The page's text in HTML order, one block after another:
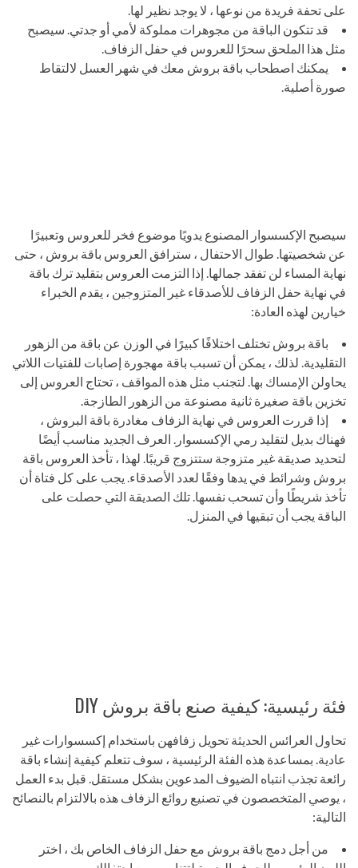
على تحفة فريدة من نوعها ، لا يوجد نظير لها.
قد تتكون الباقة من مجوهرات مملوكة لأمي أو جدتي. سيصبح
مثل هذا الملحق سحرًا للعروس في حفل الزفاف.
يمكنك اصطحاب باقة بروش معك في شهر العسل لالتقاط
صورة أصلية.
سيصبح الإكسسوار المصنوع يدويًا موضوع فخر للعروس وتعبيرًا
عن شخصيتها. طوال الاحتفال ، سترافق العروس باقة بروش ، حتى
نهاية المساء لن تفقد جمالها. إذا التزمت العروس بتقليد ترك باقة
في نهاية حفل الزفاف للأصدقاء غير المتزوجين ، يقدم الخبراء
خيارين لهذه العادة:
باقة بروش تختلف اختلافًا كبيرًا في الوزن عن باقة من الزهور
التقليدية. لذلك ، يمكن أن تسبب باقة مهجورة إصابات للفتيات اللاتي
يحاولن الإمساك بها. لتجنب مثل هذه المواقف ، تحتاج العروس إلى
تخزين باقة صغيرة ثانية مصنوعة من الزهور الطازجة.
إذا قررت العروس في نهاية الزفاف مغادرة باقة البروش ،
فهناك بديل لتقليد رمي الإكسسوار. العرف الجديد مناسب أيضًا
لتحديد صديقة غير متزوجة ستتزوج قريبًا. لهذا ، تأخذ العروس باقة
بروش وشرائط في يدها وفقًا لعدد الأصدقاء. يجب على كل فتاة أن
تأخذ شريطًا وأن تسحب نفسها. تلك الصديقة التي حصلت على
الباقة يجب أن تبقيها في المنزل.
فئة رئيسية: كيفية صنع باقة بروش DIY
تحاول العرائس الحديثة تحويل زفافهن باستخدام إكسسوارات غير
عادية. بمساعدة هذه الفئة الرئيسية ، سوف تتعلم كيفية إنشاء باقة
رائعة تجذب انتباه الضيوف المدعوين بشكل مستقل. قبل بدء العمل
، يوصي المتخصصون في تصنيع روائع الزفاف هذه بالالتزام بالنصائح
التالية:
من أجل دمج باقة بروش مع حفل الزفاف الخاص بك ، اختر